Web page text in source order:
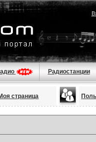
Радиостанции
страница